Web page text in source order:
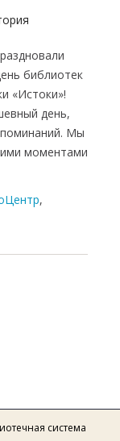
библиотек
«Истоки»!
день,
Мы
моментами
,
система